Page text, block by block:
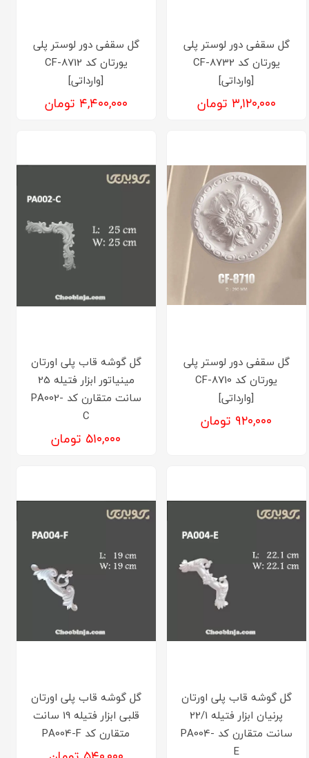
گل سقفی دور لوستر پلی
یورتان کد CF-8732
[وارداتی]
۳,۱۲۰,۰۰۰ تومان
گل سقفی دور لوستر پلی
یورتان کد CF-8712
[وارداتی]
۴,۴۰۰,۰۰۰ تومان
گل سقفی دور لوستر پلی
یورتان کد CF-8710
[وارداتی]
۹۲۰,۰۰۰ تومان
گل گوشه قاب پلی اورتان
مینیاتور ابزار فتیله 25
سانت متقارن کد PA002-
C
۵۱۰,۰۰۰ تومان
گل گوشه قاب پلی اورتان
پرنیان ابزار فتیله 22/1
سانت متقارن کد PA004-
E
گل گوشه قاب پلی اورتان
قلبی ابزار فتیله 19 سانت
متقارن کد PA004-F